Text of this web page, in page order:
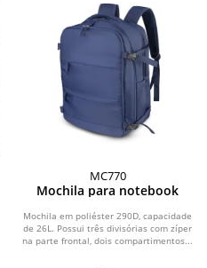
MC770
Mochila para notebook
Mochila em poliéster 290D, capacidade
de 26L. Possui três divisórias com zíper
na parte frontal, dois compartimentos...